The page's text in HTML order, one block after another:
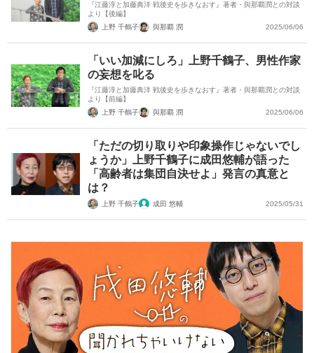
『江藤淳と加藤典洋 戦後史を歩きなおす』著者・與那覇潤との対談
より【後編】
上野 千鶴子
與那覇 潤 2025/06/06
「いい加減にしろ」上野千鶴子、男性作家
の妄想を叱る
『江藤淳と加藤典洋 戦後史を歩きなおす』著者・與那覇潤との対談
より【前編】
上野 千鶴子
與那覇 潤 2025/06/06
「ただの切り取りや印象操作じゃないでし
ょうか」上野千鶴子に成田悠輔が語った
「高齢者は集団自決せよ」発言の真意と
は？
上野 千鶴子 成田 悠輔 2025/05/31